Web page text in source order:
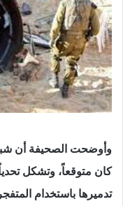
وأوضحت الصحيفة أن شبكة
كان متوقعاً، وتشكل
تدميرها باستخدام